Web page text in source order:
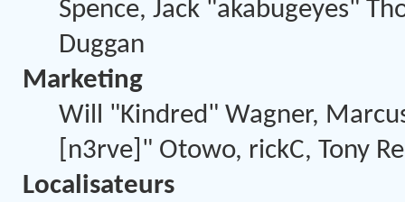
Spence, Jack "akabugeyes"
Duggan
Marketing
Will "Kindred" Wagner,
[n3rve]" Otowo, rickC, Tony
Localisateurs